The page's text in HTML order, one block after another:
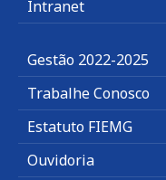
Intranet
Gestão 2022-2025
Trabalhe Conosco
Estatuto FIEMG
Ouvidoria